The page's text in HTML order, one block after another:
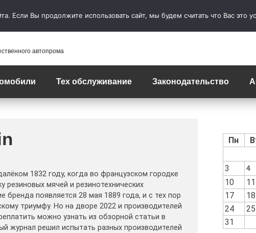
автопрома
Тех обслуживание Законодательство
1832 году, когда во французском городке
мячей и резинотехнических
бренда появляется 28 мая 1889 года, и с тех пор
триумфу. Но на дворе 2022 и производителей
можно узнать из обзорной статьи в
журнал решил испытать разных производителей
Пн
3
4
10
11
17
18
24
25
31
Если Вы продолжите использовать сайт, мы будем считать что Вас это